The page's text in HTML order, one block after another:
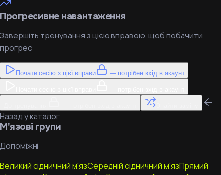
Прогресивне навантаження
Завершіть тренування з цією вправою, щоб побачити
прогрес
Почати сесію з цієї вправи — потрібен вхід в акаунт
Назад у каталог
М'язові групи
Допоміжні
Великий сідничний м'язСередній сідничний м'язПрямий